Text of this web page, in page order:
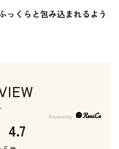
っくらと包み込まれるよう
4.7